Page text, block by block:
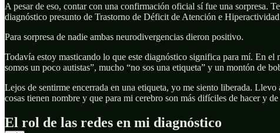
A pesar de eso, contar con una confirmación oficial sí fue una sorpresa.
diagnóstico presunto de Trastorno de Déficit de Atención e
Para sorpresa de nadie ambas neurodivergencias dieron positivo.
Todavía estoy masticando lo que este diagnóstico significa para mí. En
somos un poco autistas”, mucho “no sos una etiqueta” y un montón de
Lejos de sentirme encerrada en una etiqueta, yo me siento liberada.
cosas tienen nombre y que para mi cerebro son más difíciles de hacer y
El rol de las redes en mi diagnóstico